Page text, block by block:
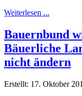
Weiterlesen ...
Bauernbund
Bäuerliche
nicht ändern
Erstellt: 17. Oktober